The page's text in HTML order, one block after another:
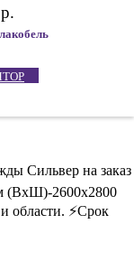
р.
Сильвер на заказ
(ВхШ)-2600х2800
области. ⚡️Срок